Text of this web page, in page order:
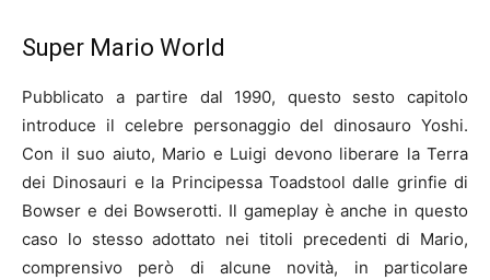
Super Mario World
Pubblicato a partire dal 1990, questo sesto capitolo
introduce il celebre personaggio del dinosauro Yoshi.
Con il suo aiuto, Mario e Luigi devono liberare la Terra
dei Dinosauri e la Principessa Toadstool dalle grinfie di
Bowser e dei Bowserotti. Il gameplay è anche in questo
caso lo stesso adottato nei titoli precedenti di Mario,
comprensivo però di alcune novità, in particolare